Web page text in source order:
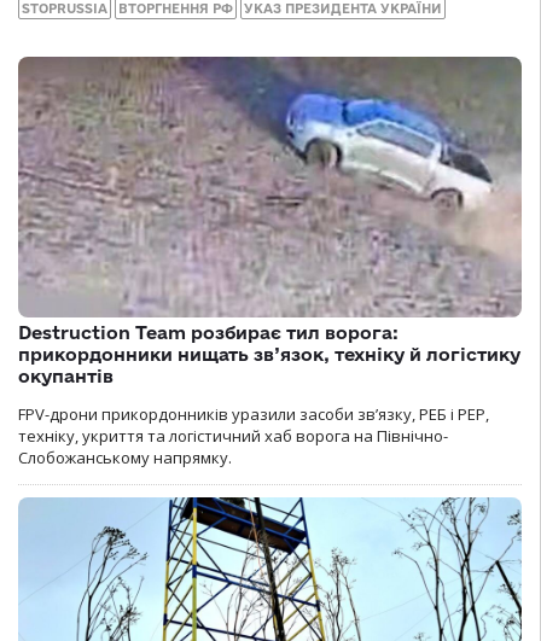
STOPRUSSIA ВТОРГНЕННЯ РФ УКАЗ ПРЕЗИДЕНТА УКРАЇНИ
Destruction Team розбирає тил ворога:
прикордонники нищать зв’язок, техніку й логістику
окупантів
FPV-дрони прикордонників уразили засоби зв’язку, РЕБ і РЕР,
техніку, укриття та логістичний хаб ворога на Північно-
Слобожанському напрямку.